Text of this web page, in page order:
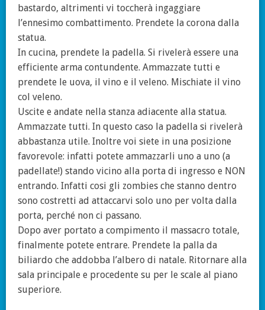
bastardo, altrimenti vi toccherà ingaggiare
l’ennesimo combattimento. Prendete la corona dalla
statua.
In cucina, prendete la padella. Si rivelerà essere una
efficiente arma contundente. Ammazzate tutti e
prendete le uova, il vino e il veleno. Mischiate il vino
col veleno.
Uscite e andate nella stanza adiacente alla statua.
Ammazzate tutti. In questo caso la padella si rivelerà
abbastanza utile. Inoltre voi siete in una posizione
favorevole: infatti potete ammazzarli uno a uno (a
padellate!) stando vicino alla porta di ingresso e NON
entrando. Infatti cosi gli zombies che stanno dentro
sono costretti ad attaccarvi solo uno per volta dalla
porta, perché non ci passano.
Dopo aver portato a compimento il massacro totale,
finalmente potete entrare. Prendete la palla da
biliardo che addobba l’albero di natale. Ritornare alla
sala principale e procedente su per le scale al piano
superiore.